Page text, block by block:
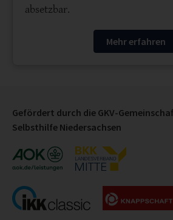
absetzbar.
Mehr erfahren
Gefördert durch die GKV-
Selbsthilfe Niedersachsen